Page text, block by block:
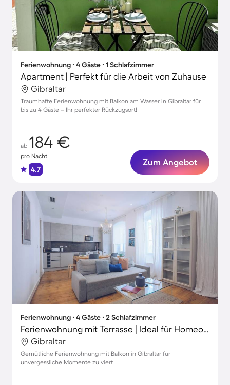
Ferienwohnung ∙ 4 Gäste ∙ 1 Schlafzimmer
Apartment | Perfekt für die Arbeit von Zuhause
Gibraltar
Traumhafte Ferienwohnung mit Balkon am Wasser in Gibraltar für
bis zu 4 Gäste – Ihr perfekter Rückzugsort!
ab 184 €
pro Nacht
4.7
Zum Angebot
Ferienwohnung ∙ 4 Gäste ∙ 2 Schlafzimmer
Ferienwohnung mit Terrasse | Ideal für Homeoffice
Gibraltar
Gemütliche Ferienwohnung mit Balkon in Gibraltar für
unvergessliche Momente zu viert